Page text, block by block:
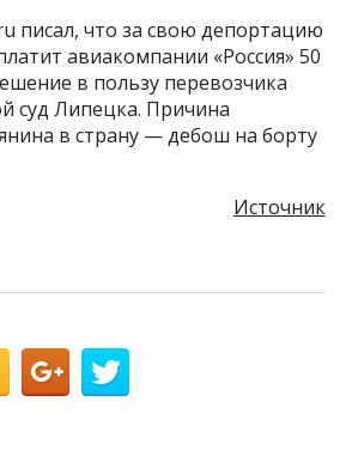
писал, что за свою депортацию
авиакомпании «Россия» 50
в пользу перевозчика
суд Липецка. Причина
в страну — дебош на борту
Источник